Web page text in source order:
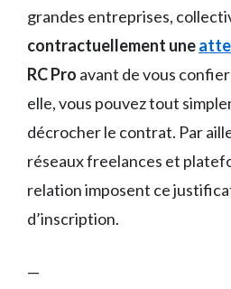
grandes entreprises,
contractuellement une
RC Pro avant de vous confier
elle, vous pouvez tout
décrocher le contrat. Par
réseaux freelances et
relation imposent ce
d’inscription.
—